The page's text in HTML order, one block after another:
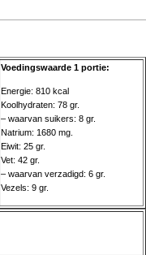
Voedingswaarde 1 portie:
Energie: 810 kcal
Koolhydraten: 78 gr.
– waarvan suikers: 8 gr.
Natrium: 1680 mg.
Eiwit: 25 gr.
Vet: 42 gr.
– waarvan verzadigd: 6 gr.
Vezels: 9 gr.